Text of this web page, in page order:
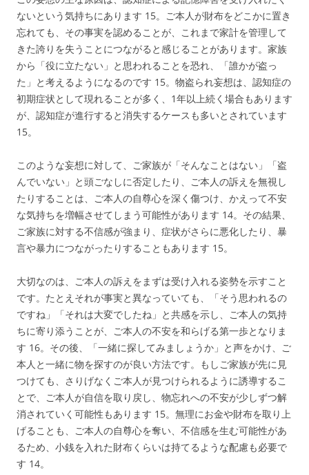
ないという気持ちにあります 15。ご本人が財布をどこかに置き
忘れても、その事実を認めることが、これまで家計を管理して
きた誇りを失うことにつながると感じることがあります。家族
から「役に立たない」と思われることを恐れ、「誰かが盗っ
た」と考えるようになるのです 15。物盗られ妄想は、認知症の
初期症状として現れることが多く、1年以上続く場合もあります
が、認知症が進行すると消失するケースも多いとされています
15。
このような妄想に対して、ご家族が「そんなことはない」「盗
んでいない」と頭ごなしに否定したり、ご本人の訴えを無視し
たりすることは、ご本人の自尊心を深く傷つけ、かえって不安
な気持ちを増幅させてしまう可能性があります 14。その結果、
ご家族に対する不信感が強まり、症状がさらに悪化したり、暴
言や暴力につながったりすることもあります 15。
大切なのは、ご本人の訴えをまずは受け入れる姿勢を示すこと
です。たとえそれが事実と異なっていても、「そう思われるの
ですね」「それは大変でしたね」と共感を示し、ご本人の気持
ちに寄り添うことが、ご本人の不安を和らげる第一歩となりま
す 16。その後、「一緒に探してみましょうか」と声をかけ、ご
本人と一緒に物を探すのが良い方法です。もしご家族が先に見
つけても、さりげなくご本人が見つけられるように誘導するこ
とで、ご本人が自信を取り戻し、物忘れへの不安が少しずつ解
消されていく可能性もあります 15。無理にお金や財布を取り上
げることも、ご本人の自尊心を奪い、不信感を生む可能性があ
るため、小銭を入れた財布くらいは持てるような配慮も必要で
す 14。